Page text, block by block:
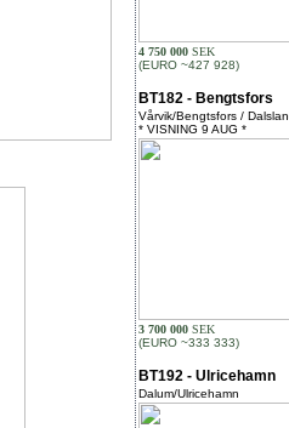
4 750 000SEK
(EURO ~427 928)
BT182 - Bengtsfors
Vårvik/Bengtsfors /
* VISNING 9 AUG *
3 700 000SEK
(EURO ~333 333)
BT192 - Ulricehamn
Dalum/Ulricehamn